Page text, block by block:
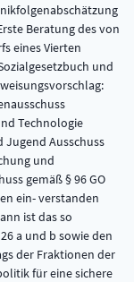
Beratung des von
eines Vierten
und
Technologie
Jugend Ausschuss
und
gemäß § 96 GO
ein- verstanden
ist das so
a und b sowie den
der Fraktionen der
für eine sichere